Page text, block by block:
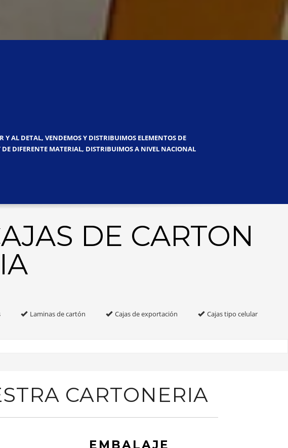
AL DETAL, VENDEMOS Y DISTRIBUIMOS ELEMENTOS DE
DIFERENTE MATERIAL, DISTRIBUIMOS A NIVEL NACIONAL
DE CARTON
Laminas de cartón Cajas de exportación
Cajas tipo celular
CARTONERIA
EMBALAJE